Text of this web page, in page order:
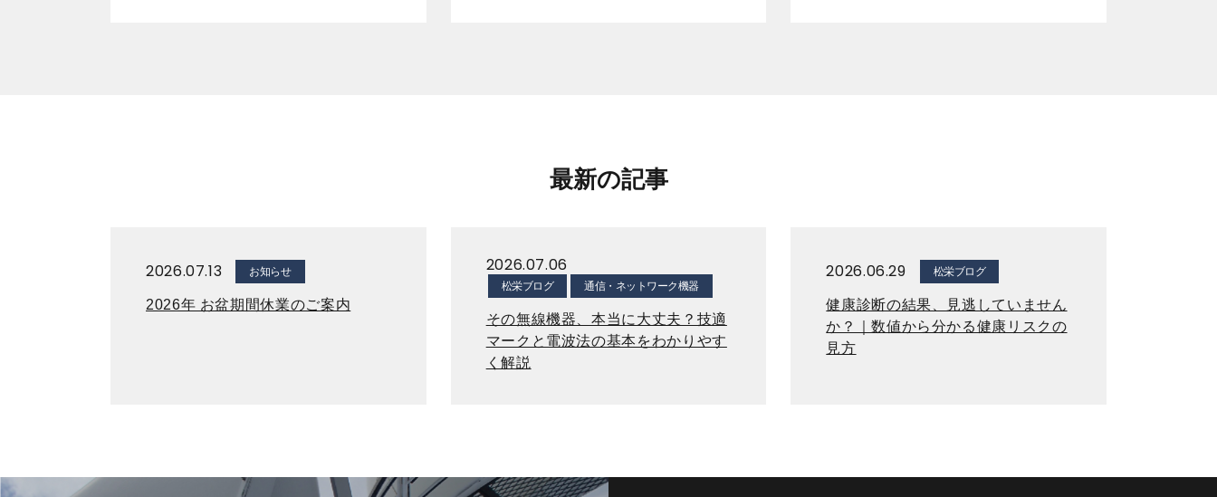
最新の記事
2026.07.13 お知らせ
2026年 お盆期間休業のご案内
2026.07.06
松栄ブログ 通信・ネットワーク機器
その無線機器、本当に大丈夫？技適
マークと電波法の基本をわかりやす
く解説
2026.06.29 松栄ブログ
健康診断の結果、見逃していません
か？｜数値から分かる健康リスクの
見方